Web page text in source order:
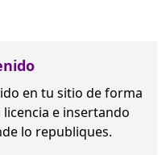
en tu sitio de forma
e insertando
lo republiques.